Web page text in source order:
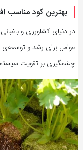
بهترین کود مناسب
در دنیای کشاورزی و
عوامل برای رشد و توسعه‌ی
چشمگیری بر تقویت